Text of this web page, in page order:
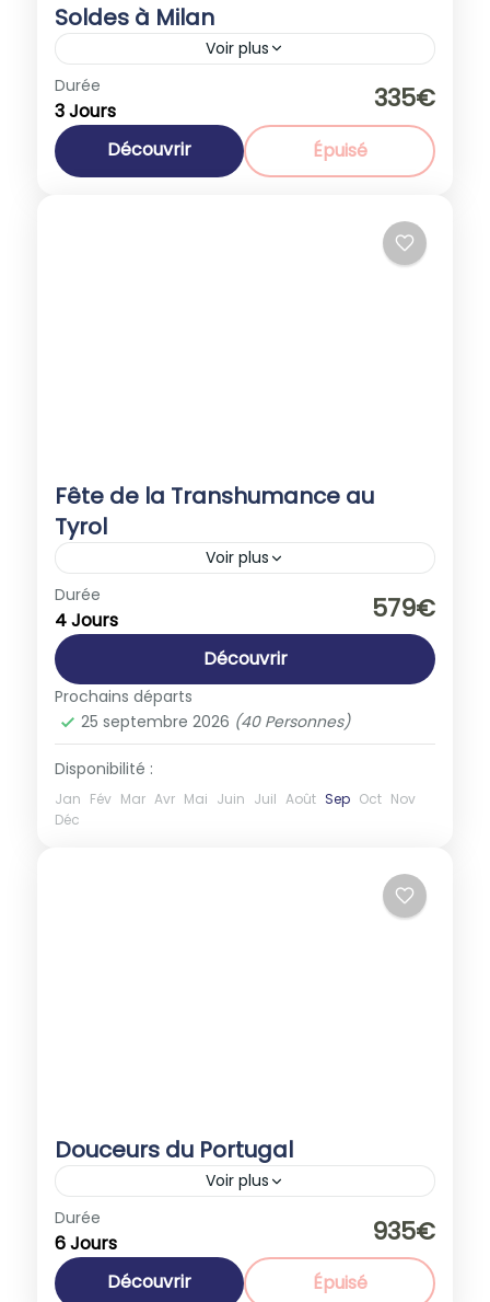
Soldes à Milan
Voir plus
Europe
1-40 People
Durée
3 Jours 335€
Découvrir Épuisé
Fête de la Transhumance au
Tyrol
Voir plus
Autriche
1-40 People
Durée
4 Jours 579€
Découvrir
Prochains départs
25 septembre 2026 (40 Personnes)
Disponibilité :
Jan Fév Mar Avr Mai Juin Juil Août Sep Oct Nov
Déc
Douceurs du Portugal
Voir plus
Promotions
Europe,Portugal
1-40 People
Durée
6 Jours 935€
Découvrir Épuisé